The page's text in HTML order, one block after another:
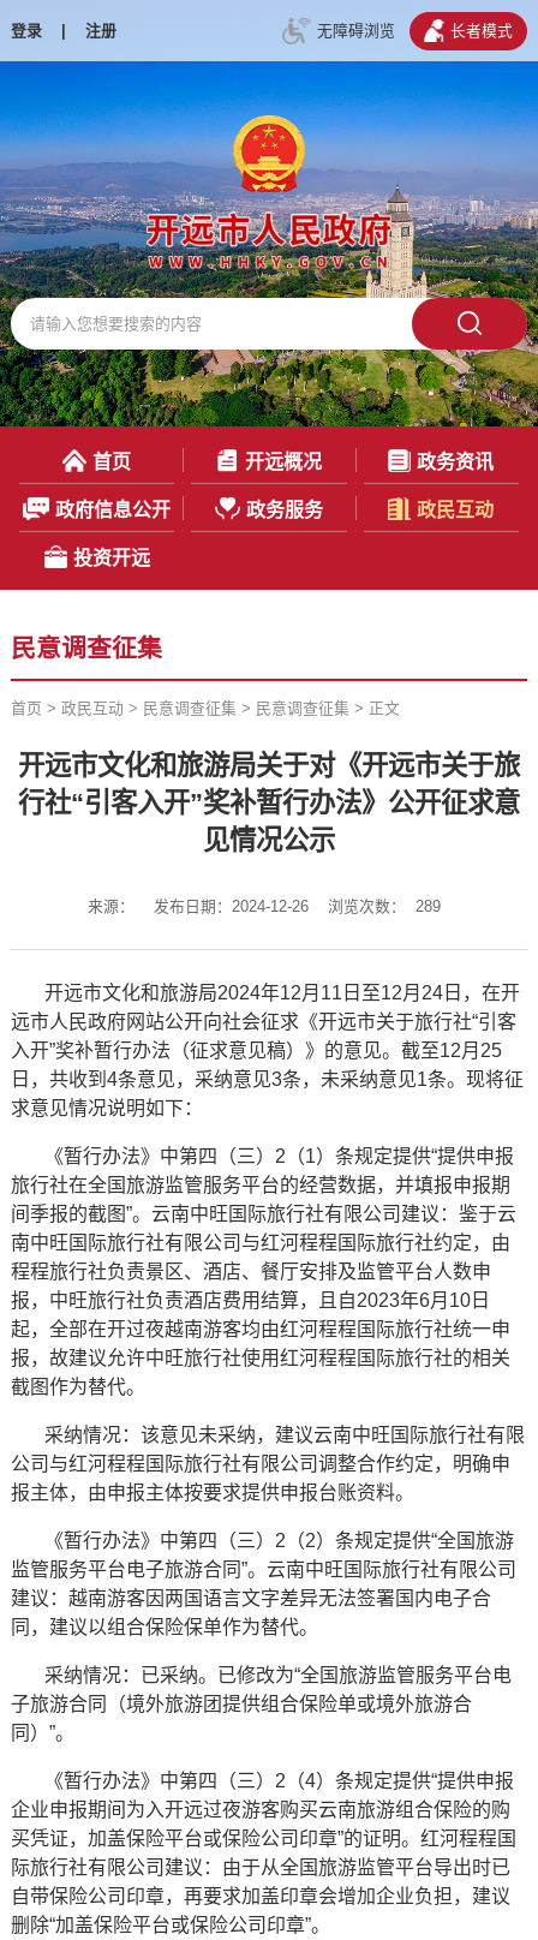
登录 | 注册 无障碍浏览 长者模式
首页 开远概况 政务资讯
政府信息公开 政务服务 政民互动
投资开远
民意调查征集
首页 > 政民互动 > 民意调查征集 > 民意调查征集 > 正文
开远市文化和旅游局关于对《开远市关于旅
行社“引客入开”奖补暂行办法》公开征求意
见情况公示
来源： 发布日期：2024-12-26 浏览次数： 289
开远市文化和旅游局2024年12月11日至12月24日，在开
远市人民政府网站公开向社会征求《开远市关于旅行社“引客
入开”奖补暂行办法（征求意见稿）》的意见。截至12月25
日，共收到4条意见，采纳意见3条，未采纳意见1条。现将征
求意见情况说明如下：
《暂行办法》中第四（三）2（1）条规定提供“提供申报
旅行社在全国旅游监管服务平台的经营数据，并填报申报期
间季报的截图”。云南中旺国际旅行社有限公司建议：鉴于云
南中旺国际旅行社有限公司与红河程程国际旅行社约定，由
程程旅行社负责景区、酒店、餐厅安排及监管平台人数申
报，中旺旅行社负责酒店费用结算，且自2023年6月10日
起，全部在开过夜越南游客均由红河程程国际旅行社统一申
报，故建议允许中旺旅行社使用红河程程国际旅行社的相关
截图作为替代。
采纳情况：该意见未采纳，建议云南中旺国际旅行社有限
公司与红河程程国际旅行社有限公司调整合作约定，明确申
报主体，由申报主体按要求提供申报台账资料。
《暂行办法》中第四（三）2（2）条规定提供“全国旅游
监管服务平台电子旅游合同”。云南中旺国际旅行社有限公司
建议：越南游客因两国语言文字差异无法签署国内电子合
同，建议以组合保险保单作为替代。
采纳情况：已采纳。已修改为“全国旅游监管服务平台电
子旅游合同（境外旅游团提供组合保险单或境外旅游合
同）”。
《暂行办法》中第四（三）2（4）条规定提供“提供申报
企业申报期间为入开远过夜游客购买云南旅游组合保险的购
买凭证，加盖保险平台或保险公司印章”的证明。红河程程国
际旅行社有限公司建议：由于从全国旅游监管平台导出时已
自带保险公司印章，再要求加盖印章会增加企业负担，建议
删除“加盖保险平台或保险公司印章”。